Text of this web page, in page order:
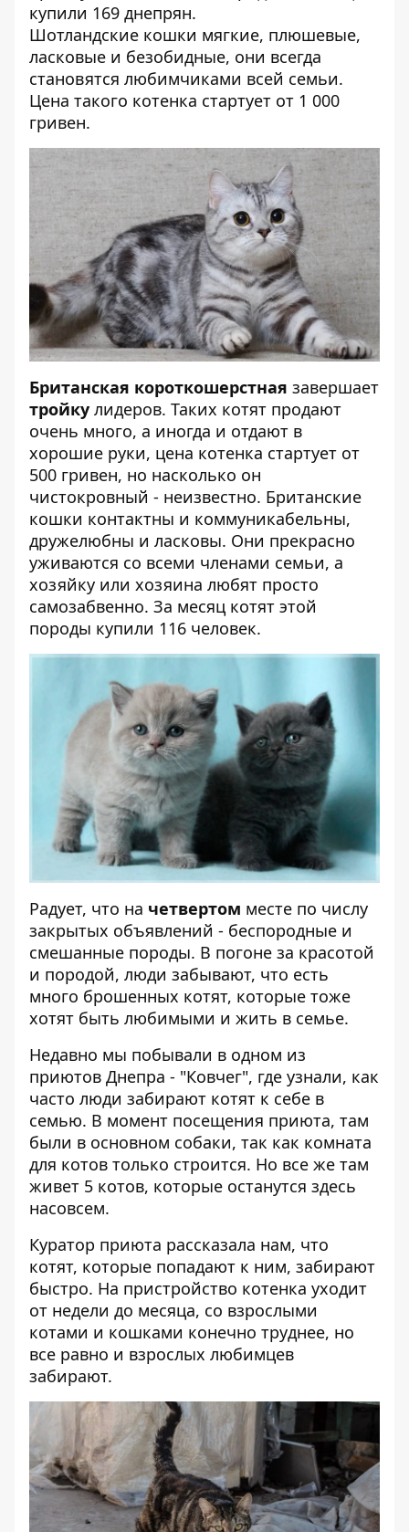
купили 169 днепрян.
Шотландские кошки мягкие, плюшевые,
ласковые и безобидные, они всегда
становятся любимчиками всей семьи.
Цена такого котенка стартует от 1 000
гривен.
Британская короткошерстная завершает
тройку лидеров. Таких котят продают
очень много, а иногда и отдают в
хорошие руки, цена котенка стартует от
500 гривен, но насколько он
чистокровный - неизвестно. Британские
кошки контактны и коммуникабельны,
дружелюбны и ласковы. Они прекрасно
уживаются со всеми членами семьи, а
хозяйку или хозяина любят просто
самозабвенно. За месяц котят этой
породы купили 116 человек.
Радует, что на четвертом месте по числу
закрытых объявлений - беспородные и
смешанные породы. В погоне за красотой
и породой, люди забывают, что есть
много брошенных котят, которые тоже
хотят быть любимыми и жить в семье.
Недавно мы побывали в одном из
приютов Днепра - "Ковчег", где узнали, как
часто люди забирают котят к себе в
семью. В момент посещения приюта, там
были в основном собаки, так как комната
для котов только строится. Но все же там
живет 5 котов, которые останутся здесь
насовсем.
Куратор приюта рассказала нам, что
котят, которые попадают к ним, забирают
быстро. На пристройство котенка уходит
от недели до месяца, со взрослыми
котами и кошками конечно труднее, но
все равно и взрослых любимцев
забирают.